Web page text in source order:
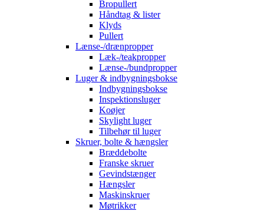
Bropullert
Håndtag & lister
Klyds
Pullert
Lænse-/drænpropper
Læk-/teakpropper
Lænse-/bundpropper
Luger & indbygningsbokse
Indbygningsbokse
Inspektionsluger
Koøjer
Skylight luger
Tilbehør til luger
Skruer, bolte & hængsler
Bræddebolte
Franske skruer
Gevindstænger
Hængsler
Maskinskruer
Møtrikker